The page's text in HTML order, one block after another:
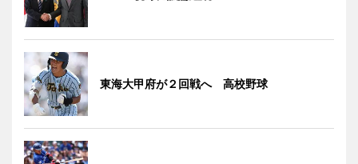
東海大甲府が２回戦へ 高校野球